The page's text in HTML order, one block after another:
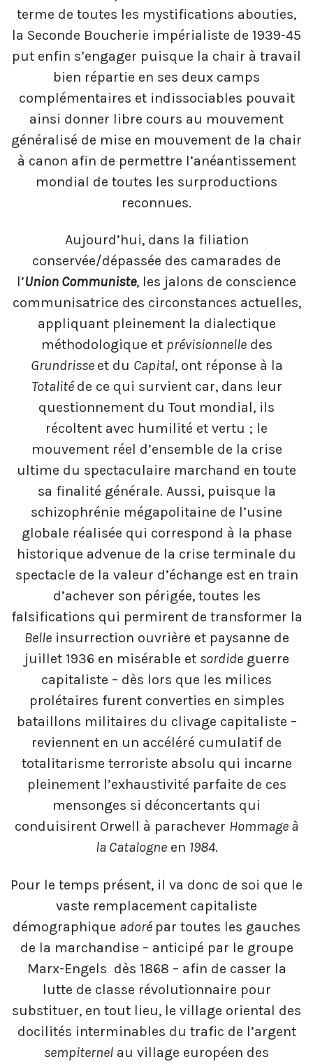
terme de toutes les mystifications abouties,
la Seconde Boucherie impérialiste de 1939-45
put enfin s’engager puisque la chair à travail
bien répartie en ses deux camps
complémentaires et indissociables pouvait
ainsi donner libre cours au mouvement
généralisé de mise en mouvement de la chair
à canon afin de permettre l’anéantissement
mondial de toutes les surproductions
reconnues.
Aujourd’hui, dans la filiation
conservée/dépassée des camarades de
l’Union Communiste, les jalons de conscience
communisatrice des circonstances actuelles,
appliquant pleinement la dialectique
méthodologique et prévisionnelledes
Grundrisse et du Capital, ont réponse à la
Totalité de ce qui survient car, dans leur
questionnement du Tout mondial, ils
récoltent avec humilité et vertu ; le
mouvement réel d’ensemble de la crise
ultime du spectaculaire marchand en toute
sa finalité générale. Aussi, puisque la
schizophrénie mégapolitaine de l’usine
globale réalisée qui correspond à la phase
historique advenue de la crise terminale du
spectacle de la valeur d’échange est en train
d’achever son périgée, toutes les
falsifications qui permirent de transformer la
Belleinsurrection ouvrière et paysanne de
juillet 1936 en misérable et sordideguerre
capitaliste – dès lors que les milices
prolétaires furent converties en simples
bataillons militaires du clivage capitaliste –
reviennent en un accéléré cumulatif de
totalitarisme terroriste absolu qui incarne
pleinement l’exhaustivité parfaite de ces
mensonges si déconcertants qui
conduisirent Orwell à parachever Hommage à
la Catalogneen 1984.
Pour le temps présent, il va donc de soi que le
vaste remplacement capitaliste
démographique adoré par toutes les gauches
de la marchandise – anticipé par le groupe
Marx-Engels dès 1868 – afin de casser la
lutte de classe révolutionnaire pour
substituer, en tout lieu, le village oriental des
docilités interminables du trafic de l’argent
sempiternel au village européen des